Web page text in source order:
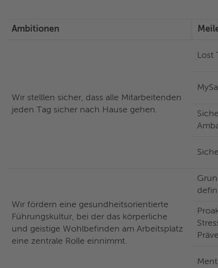
Ambitionen
Wir stelllen sicher, dass alle Mitarbeitenden
jeden Tag sicher nach Hause gehen.
Lost
Wir fördern eine gesundheitsorientierte
Führungskultur, bei der das körperliche
und geistige Wohlbefinden am Arbeitsplatz
eine zentrale Rolle einnimmt.